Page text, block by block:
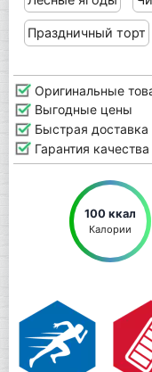
Праздничный торт
Оригинальные
Выгодные цены
Быстрая доставка
Гарантия качества
100 ккал
Калории